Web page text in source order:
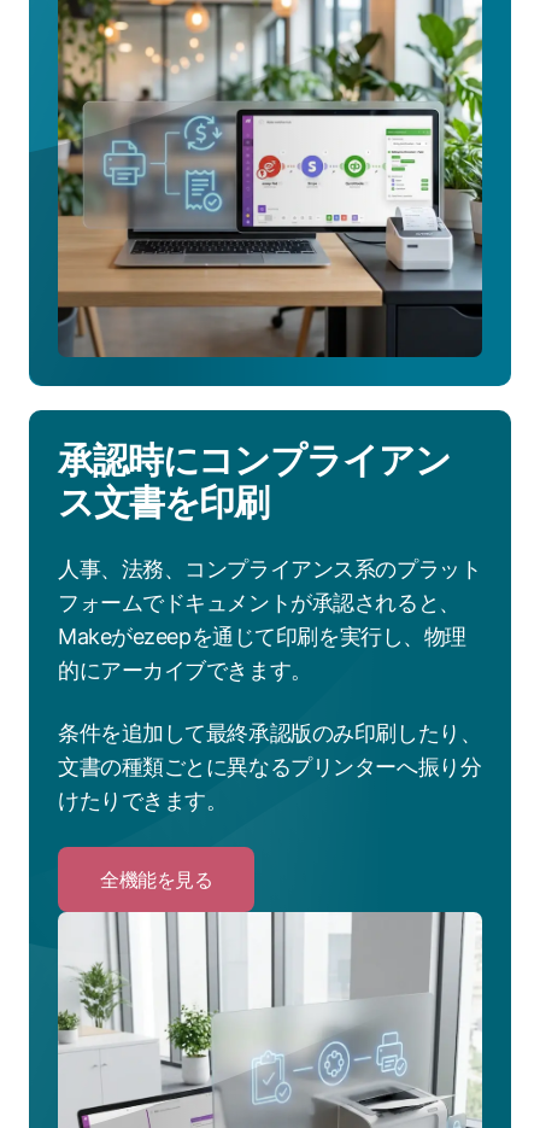
ー
キ
ン
グ
ス
ペ
ー
ス
で
の
ezeep
の
活
用
法
を
見
承認時にコンプライアン
ス文書を印刷
人事、法務、コンプライアンス系のプラット
フォームでドキュメントが承認されると、
Makeがezeepを通じて印刷を実行し、物理
的にアーカイブできます。
条件を追加して最終承認版のみ印刷したり、
文書の種類ごとに異なるプリンターへ振り分
けたりできます。
全機能を見る
to
機
を
る